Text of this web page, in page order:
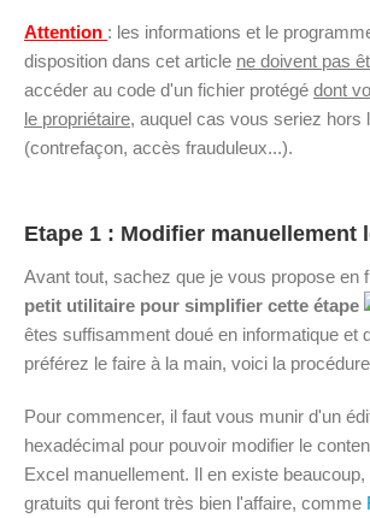
Attention : les informations et le
disposition dans cet article ne doivent pas
accéder au code d'un fichier protégé dont
le propriétaire, auquel cas vous seriez hors
(contrefaçon, accès frauduleux...).
Etape 1 : Modifier manuellement
Avant tout, sachez que je vous propose en
petit utilitaire pour simplifier cette étape
êtes suffisamment doué en informatique et
préférez le faire à la main, voici la
Pour commencer, il faut vous munir d'un
hexadécimal pour pouvoir modifier le
Excel manuellement. Il en existe beaucoup,
gratuits qui feront très bien l'affaire, comme